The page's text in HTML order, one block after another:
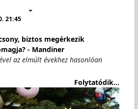
21:45
biztos megérkezik
- Mandiner
az elmúlt évekhez hasonlóan
Folytatódik...